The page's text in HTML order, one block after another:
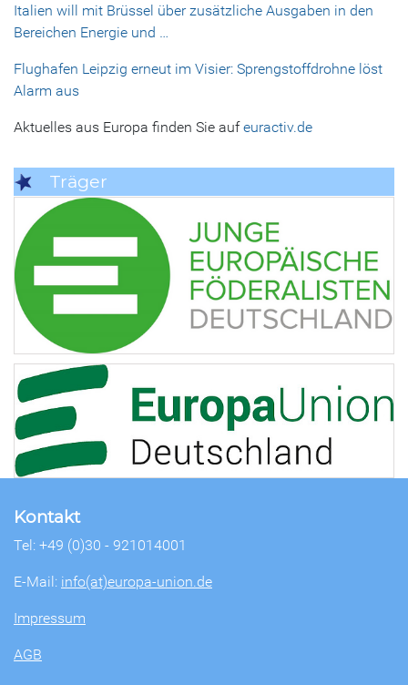
Italien will mit Brüssel über zusätzliche Ausgaben in den
Bereichen Energie und …
Flughafen Leipzig erneut im Visier: Sprengstoffdrohne löst
Alarm aus
Aktuelles aus Europa finden Sie aufeuractiv.de
Träger
Kontakt
Tel: +49 (0)30 - 921014001
E-Mail: info(at)europa-union.de
Impressum
AGB